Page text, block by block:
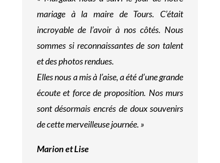
mariage à la maire de Tours. C’était
incroyable de l’avoir à nos côtés. Nous
sommes si reconnaissantes de son talent
et des photos rendues.
Elles nous a mis à l’aise, a été d’une grande
écoute et force de proposition. Nos murs
sont désormais encrés de doux souvenirs
de cette merveilleuse journée. »
Marion et Lise